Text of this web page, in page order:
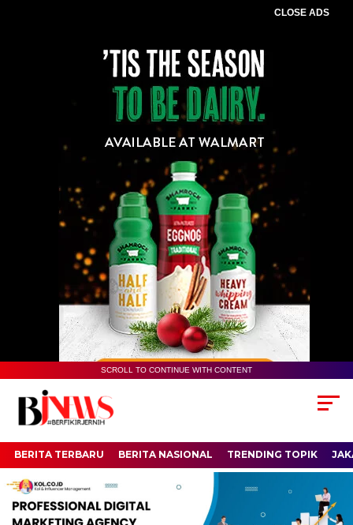
CLOSE ADS
SCROLL TO CONTINUE WITH CONTENT
BERITA TERBARU BERITA NASIONAL TRENDING TOPIK